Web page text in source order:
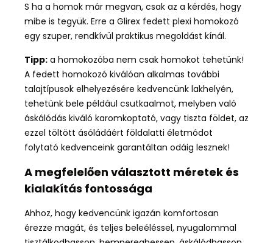
S ha a homok már megvan, csak az a kérdés, hogy
mibe is tegyük. Erre a Glirex fedett plexi homokozó
egy szuper, rendkívül praktikus megoldást kínál.
Tipp: a homokozóba nem csak homokot tehetünk!
A fedett homokozó kiválóan alkalmas további
talajtípusok elhelyezésére kedvencünk lakhelyén,
tehetünk bele például csutkaalmot, melyben való
áskálódás kiváló karomkoptató, vagy tiszta földet, az
ezzel töltött ásóládáért földalatti életmódot
folytató kedvenceink garantáltan odáig lesznek!
A megfelelően választott méretek és
kialakítás fontossága
Ahhoz, hogy kedvencünk igazán komfortosan
érezze magát, és teljes beleéléssel, nyugalommal